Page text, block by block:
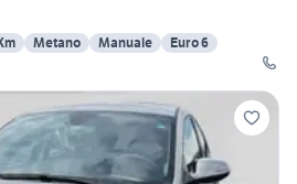
Metano Manuale
Euro 6